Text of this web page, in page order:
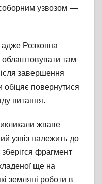
узвозом —
адже Розкопна
облаштовувати там
завершення
обіцяє повернутися
питання.
жваве
узвіз належить до
зберігся фрагмент
ще на
земляні роботи в